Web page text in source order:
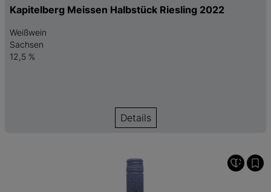
Kapitelberg Meissen Halbstück Riesling 2022
Weißwein
Sachsen
12,5 %
Details